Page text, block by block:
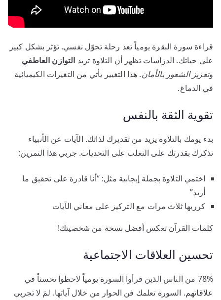
قراءة سورة البقرة يومياً تعد رحلة تحوّل نفسي. تؤثر بشكل كبير
على حياتك. الدراسات تظهر أن التلاوة تزيد التوازن العاطفي
وتعزيز الشعور بالأمان. هذا التغيير يأتي من التغيرات الكيميائية
في الدماغ.
تقوية الثقة بالنفس
بدء يومك بالتلاوة يزيد من تقديرك لذاتك. الآيات عن الأنبياء
تذكرك بقدرتك على التغلب على التحديات. جربي هذا التمرين:
اختمي التلاوة بجملة إيجابية مثل: “أنا قادرة على تحقيق ما
أريد”
كرريها ثلاث مرات مع التركيز على معاني الآيات
كلمات القرآن تعكس أفضل نسخة من شخصيتك!
تحسين العلاقات الاجتماعية
78% من الناس الذين قرأوا السورة يومياً لاحظوا تحسناً في
علاقاتهم. السورة تعلمك فن الحوار من خلال آياتها. لمَ لا تجربي